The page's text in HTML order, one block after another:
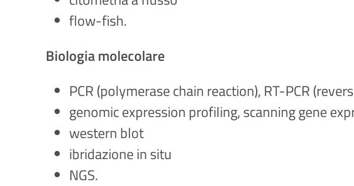
flow-fish.
Biologia molecolare
PCR (polymerase chain reaction), RT-PCR
genomic expression profiling, scanning gene
western blot
ibridazione in situ
NGS.